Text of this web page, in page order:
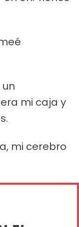
mi caja y
mi cerebro